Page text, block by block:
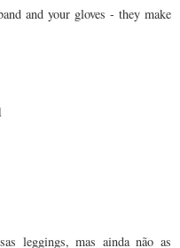
and your gloves - they make
leggings, mas ainda não as